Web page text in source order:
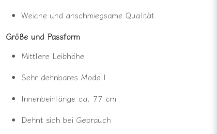
Weiche und anschmiegsame Qualität
Größe und Passform
Mittlere Leibhöhe
Sehr dehnbares Modell
Innenbeinlänge ca. 77 cm
Dehnt sich bei Gebrauch